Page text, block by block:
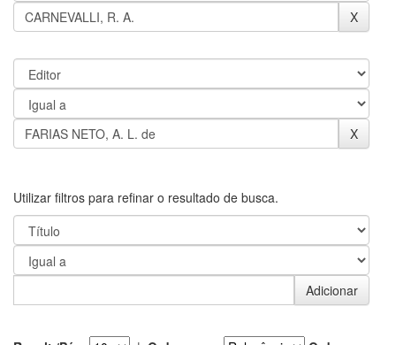
Utilizar filtros para refinar o resultado de busca.